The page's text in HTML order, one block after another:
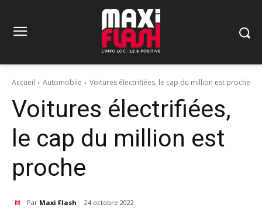
Accueil Automobile Voitures électrifiées, le cap du million est proche
Voitures électrifiées,
le cap du million est
proche
Par Maxi Flash 24 octobre 2022